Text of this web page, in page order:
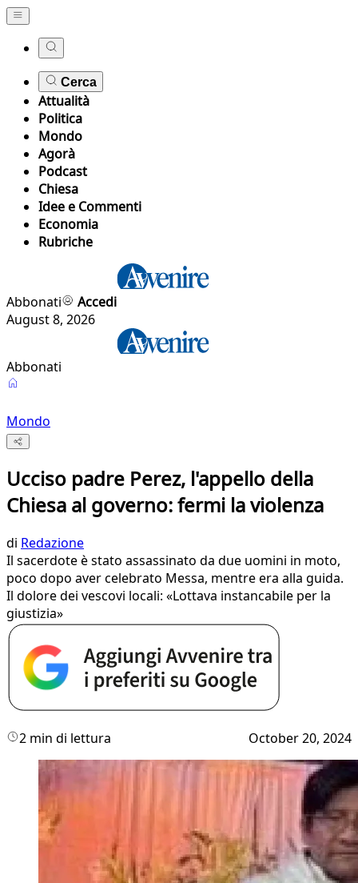
Cerca
Attualità
Politica
Mondo
Agorà
Podcast
Chiesa
Idee e Commenti
Economia
Rubriche
Abbonati
Accedi
August 8, 2026
Abbonati
Mondo
Ucciso padre Perez, l'appello della
Chiesa al governo: fermi la violenza
di Redazione
Il sacerdote è stato assassinato da due uomini in moto,
poco dopo aver celebrato Messa, mentre era alla guida.
Il dolore dei vescovi locali: «Lottava instancabile per la
giustizia»
2 min di lettura October 20, 2024